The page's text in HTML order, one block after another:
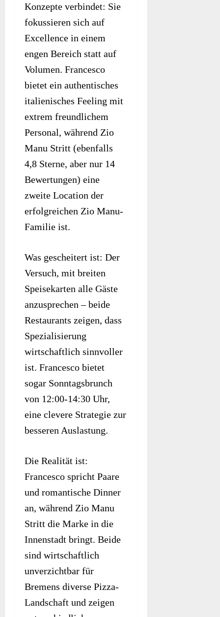
Konzepte verbindet: Sie
fokussieren sich auf
Excellence in einem
engen Bereich statt auf
Volumen. Francesco
bietet ein authentisches
italienisches Feeling mit
extrem freundlichem
Personal, während Zio
Manu Stritt (ebenfalls
4,8 Sterne, aber nur 14
Bewertungen) eine
zweite Location der
erfolgreichen Zio Manu-
Familie ist.
Was gescheitert ist: Der
Versuch, mit breiten
Speisekarten alle Gäste
anzusprechen – beide
Restaurants zeigen, dass
Spezialisierung
wirtschaftlich sinnvoller
ist. Francesco bietet
sogar Sonntagsbrunch
von 12:00-14:30 Uhr,
eine clevere Strategie zur
besseren Auslastung.
Die Realität ist:
Francesco spricht Paare
und romantische Dinner
an, während Zio Manu
Stritt die Marke in die
Innenstadt bringt. Beide
sind wirtschaftlich
unverzichtbar für
Bremens diverse Pizza-
Landschaft und zeigen